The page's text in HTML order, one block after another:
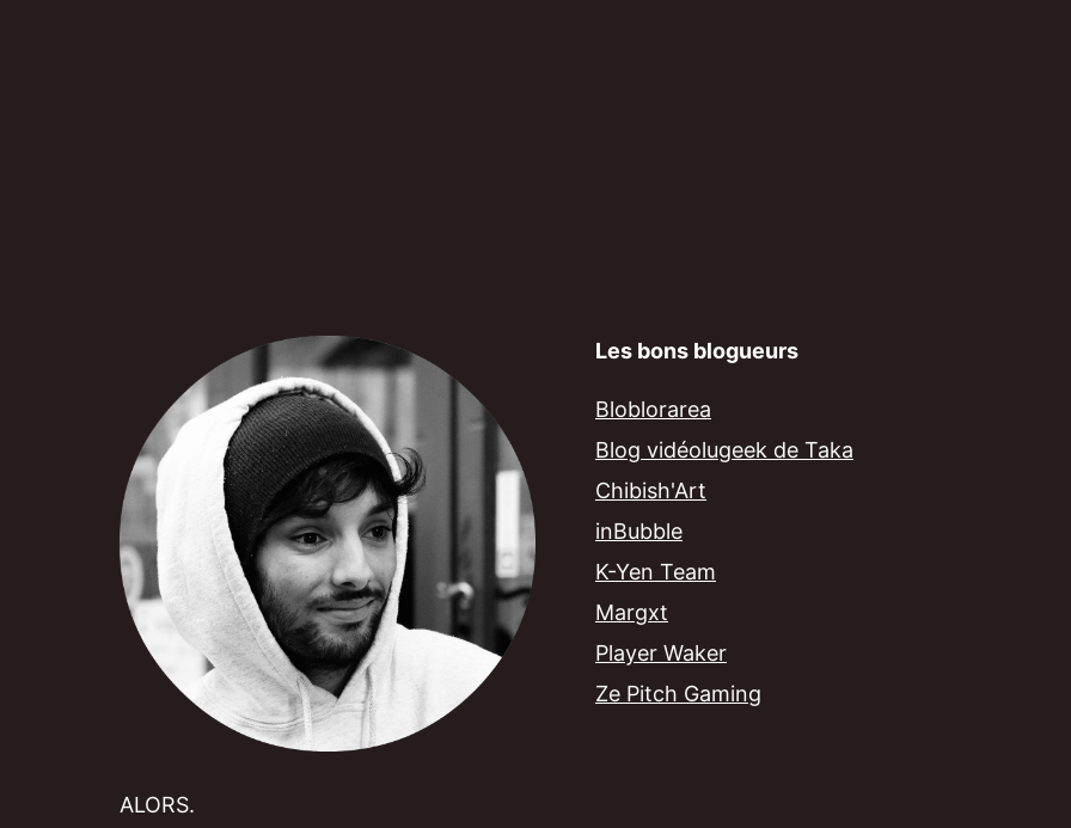
ALORS.
Les bons blogueurs
Bloblorarea
Blog vidéolugeek de Taka
Chibish'Art
inBubble
K-Yen Team
Margxt
Player Waker
Ze Pitch Gaming